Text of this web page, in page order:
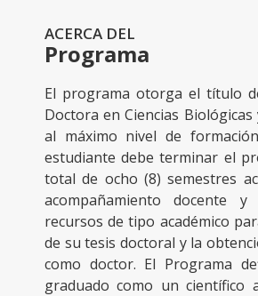
ACERCA DEL
Programa
El programa otorga el título
Doctora en Ciencias
al máximo nivel de
estudiante debe terminar el
total de ocho (8) semestres
acompañamiento docente y
recursos de tipo académico
de su tesis doctoral y la
como doctor. El Programa
graduado como un científico